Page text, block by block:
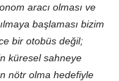
aracı olması ve
başlaması bizim
bir otobüs değil;
küresel sahneye
nötr olma hedefiyle